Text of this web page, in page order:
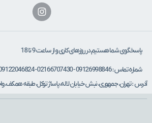
شما هستیم در روزهای کاری و از ساعت 9 تا 18
تماس : 09126998846 - 02166707430 - 09122046824
: تهران، جمهوری، نبش خیابان لاله، پاساژ توکل، طبقه همکف، واحد: 7